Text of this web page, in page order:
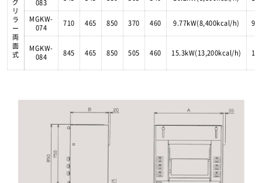
リ
ラ
ー
両
面
式
083
MGKW-
074
710 465 850 370 460 9.77kW(8,400kcal/h)
MGKW-
084
845 465 850 505 460 15.3kW(13,200kcal/h)